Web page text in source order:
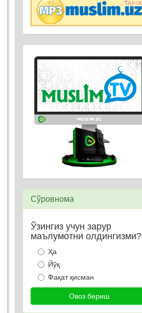
Сўровнома
Ўзингиз учун зарур
маълумотни олдингизми?
Ҳа
Йўқ
Фақат қисман